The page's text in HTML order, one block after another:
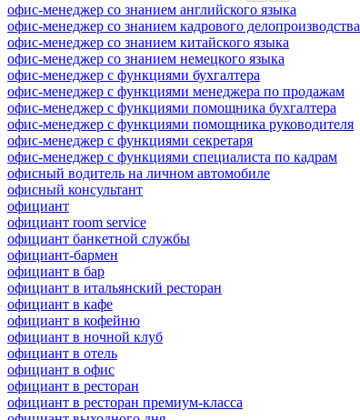
офис-менеджер со знанием английского языка
офис-менеджер со знанием кадрового делопроизводства
офис-менеджер со знанием китайского языка
офис-менеджер со знанием немецкого языка
офис-менеджер с функциями бухгалтера
офис-менеджер с функциями менеджера по продажам
офис-менеджер с функциями помощника бухгалтера
офис-менеджер с функциями помощника руководителя
офис-менеджер с функциями секретаря
офис-менеджер с функциями специалиста по кадрам
офисный водитель на личном автомобиле
офисный консультант
официант
официант room service
официант банкетной службы
официант-бармен
официант в бар
официант в итальянский ресторан
официант в кафе
официант в кофейню
официант в ночной клуб
официант в отель
официант в офис
официант в ресторан
официант в ресторан премиум-класса